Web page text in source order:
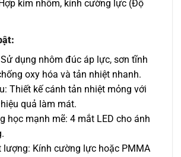
kim nhôm, kính cường lực (Độ
dụng nhôm đúc áp lực, sơn tĩnh
oxy hóa và tản nhiệt nhanh.
Thiết kế cánh tản nhiệt mỏng với
quả làm mát.
học mạnh mẽ: 4 mắt LED cho ánh
lượng: Kính cường lực hoặc PMMA